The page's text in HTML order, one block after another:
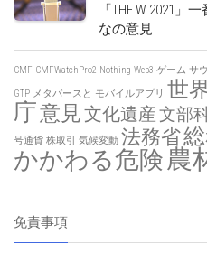
「THE W 2021
なの意見
CMF CMFWatchPro2 Nothing Web3 ゲーム サ
GTP メタバースと モバイルアプリ 世
庁意見文化遺産文部
号通貨 株取引 気候変動 法務省
かかわる危険農
免責事項